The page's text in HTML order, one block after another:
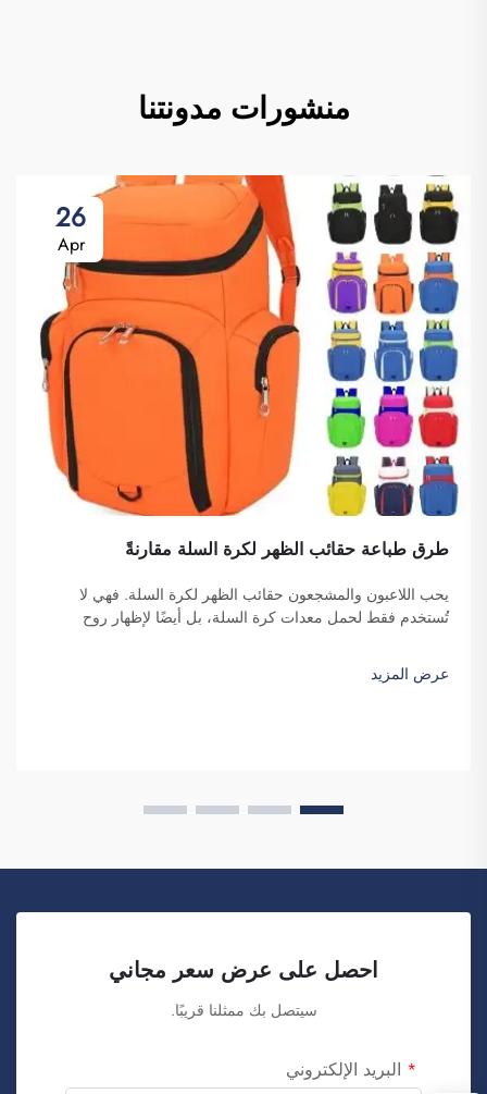
منشورات مدونتنا
26
Apr
طرق طباعة حقائب الظهر لكرة السلة مقارنةً
يحب اللاعبون والمشجعون حقائب الظهر لكرة السلة. فهي لا
تُستخدم فقط لحمل معدات كرة السلة، بل أيضًا لإظهار روح
ندرك الحاجة إلى حقيبة ظهر جذّابة ومتينة. النقاط الرئيسية...
عرض المزيد
احصل على عرض سعر مجاني
سيتصل بك ممثلنا قريبًا.
البريد الإلكتروني